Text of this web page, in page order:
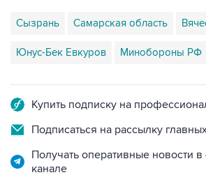
Сызрань Самарская область
Юнус-Бек Евкуров Минобороны РФ
Купить подписку на
Подписаться на рассылку
Получать оперативные новости
канале